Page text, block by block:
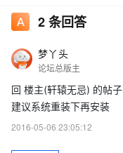
2条回答
梦丫头
论坛总版主
回 楼主(轩辕无忌) 的帖子
建议系统重装下再安装
2016-05-06 23:05:12